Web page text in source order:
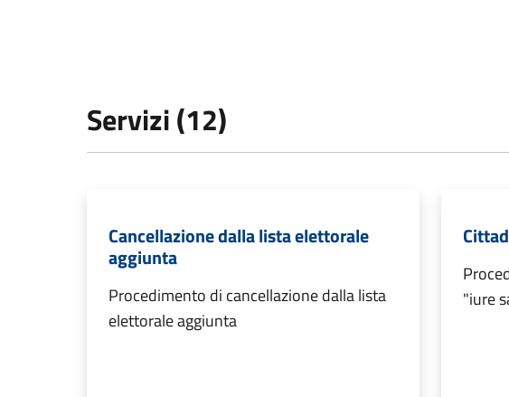
Servizi (12)
Cancellazione dalla lista elettorale
aggiunta
Procedimento di cancellazione dalla lista
elettorale aggiunta
"iure